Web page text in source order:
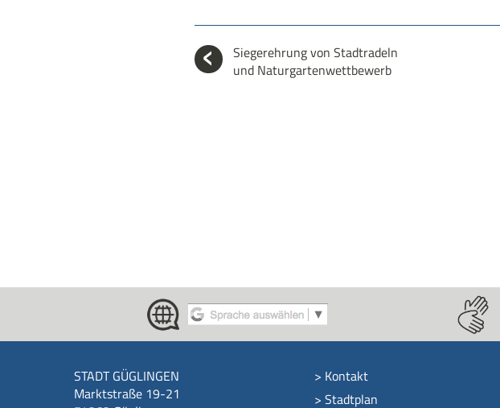
Siegerehrung von Stadtradeln
und Naturgartenwettbewerb
STADT GÜGLINGEN
Marktstraße 19-21
> Kontakt
> Stadtplan